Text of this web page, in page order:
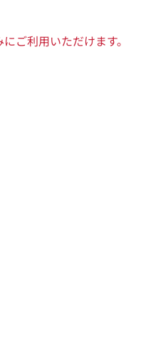
ご利用いただけます。